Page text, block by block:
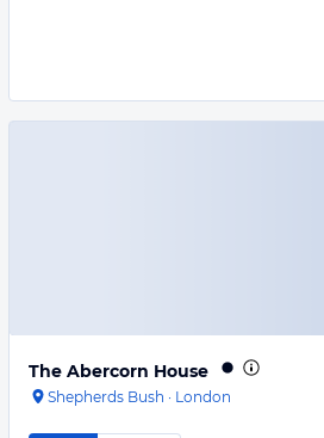
The Abercorn House
Shepherds Bush · London